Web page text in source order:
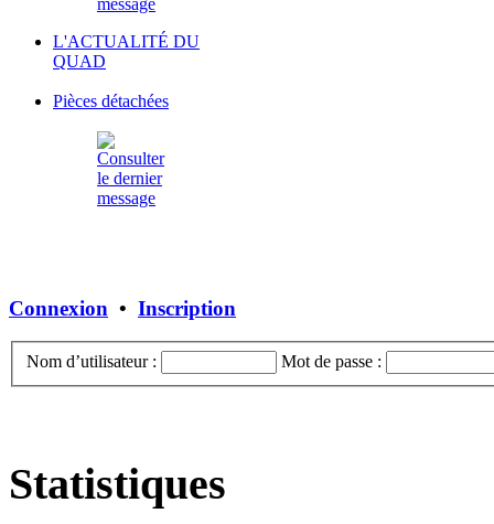
L'ACTUALITÉ DU
QUAD
Pièces détachées
Connexion • Inscription
Nom d’utilisateur : Mot de passe :
Statistiques